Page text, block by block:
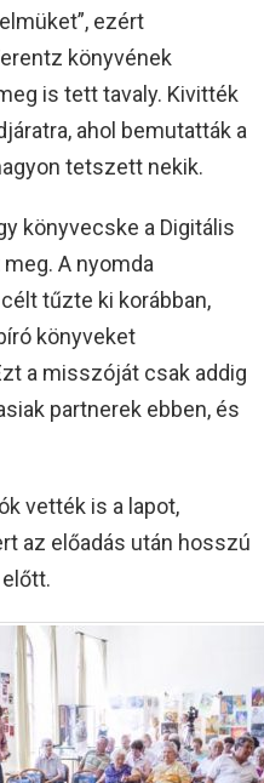
ezért
könyvének
is tett tavaly. Kivitték
ahol bemutatták a
tetszett nekik.
könyvecske a Digitális
A nyomda
tűzte ki korábban,
könyveket
a misszóját csak addig
partnerek ebben, és
vették is a lapot,
az előadás után hosszú